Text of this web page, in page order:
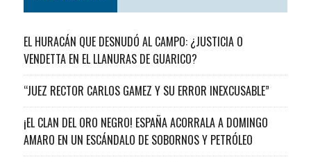
EL HURACÁN QUE DESNUDÓ AL CAMPO: ¿JUSTICIA O
VENDETTA EN EL LLANURAS DE GUARICO?
“JUEZ RECTOR CARLOS GAMEZ Y SU ERROR INEXCUSABLE”
¡EL CLAN DEL ORO NEGRO! ESPAÑA ACORRALA A DOMINGO
AMARO EN UN ESCÁNDALO DE SOBORNOS Y PETRÓLEO